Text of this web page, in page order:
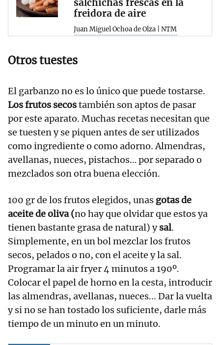
salchichas frescas en la
freidora de aire
Juan Miguel Ochoa de Olza | NTM
Otros tuestes
El garbanzo no es lo único que puede tostarse.
Los frutos secostambién son aptos de pasar
por este aparato. Muchas recetas necesitan que
se tuesten y se piquen antes de ser utilizados
como ingrediente o como adorno. Almendras,
avellanas, nueces, pistachos… por separado o
mezclados son otra buena elección.
100 gr de los frutos elegidos, unas gotas de
aceite de oliva (no hay que olvidar que estos ya
tienen bastante grasa de natural) ysal.
Simplemente, en un bol mezclar los frutos
secos, pelados o no, con el aceite y la sal.
Programar la air fryer 4 minutos a 190º.
Colocar el papel de horno en la cesta, introducir
las almendras, avellanas, nueces... Dar la vuelta
y si no se han tostado los suficiente, darle más
tiempo de un minuto en un minuto.